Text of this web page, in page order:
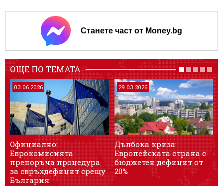
Станете част от Money.bg
ОЩЕ ПО ТЕМАТА
03.06.2026
Официално:
Еврокомисията
препоръча процедура
за свръхдефицит срещу
България
29.03.2026
Дълбока криза:
Европейската страна с
бюджетен дефицит от
20%